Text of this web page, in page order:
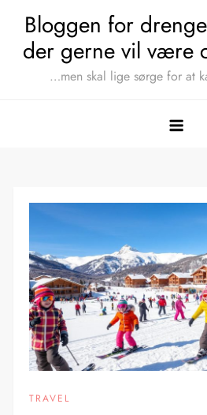
content
Bloggen for
der gerne vil være
…men skal lige sørge for at
TRAVEL